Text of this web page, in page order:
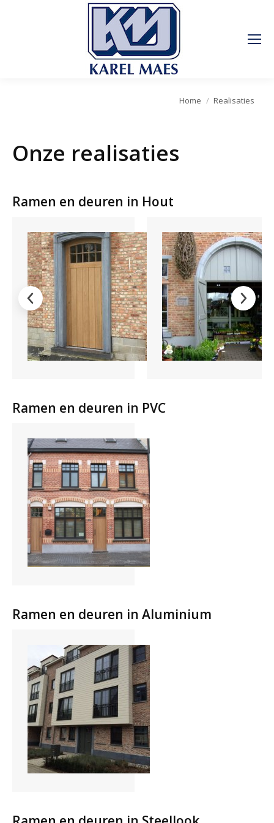
Je bent hier:
Home Realisaties
Onze realisaties
Ramen en deuren in Hout
Ramen en deuren in PVC
Ramen en deuren in Aluminium